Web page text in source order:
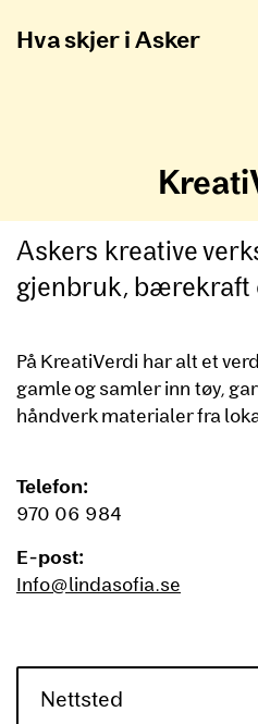
Hva skjer i Asker
Askers kreative
gjenbruk, bærekraft
På KreatiVerdi har alt et
gamle og samler inn tøy,
håndverk materialer fra
Telefon:
970 06 984
E-post:
Info@lindasofia.se
Nettsted